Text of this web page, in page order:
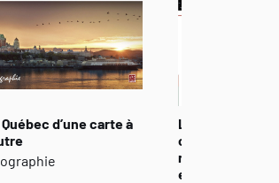
d’une carte à
Le patrimoine
communautés
religieuses :
et approches